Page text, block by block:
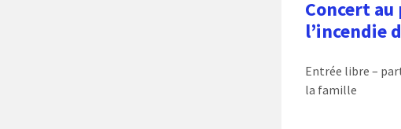
Concert
l’incendie
Entrée libre –
la famille